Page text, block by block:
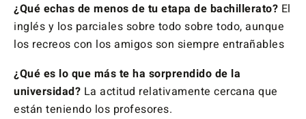
¿Qué echas de menos de tu etapa de bachillerato? El
inglés y los parciales sobre todo sobre todo, aunque
los recreos con los amigos son siempre entrañables
¿Qué es lo que más te ha sorprendido de la
universidad? La actitud relativamente cercana que
están teniendo los profesores.